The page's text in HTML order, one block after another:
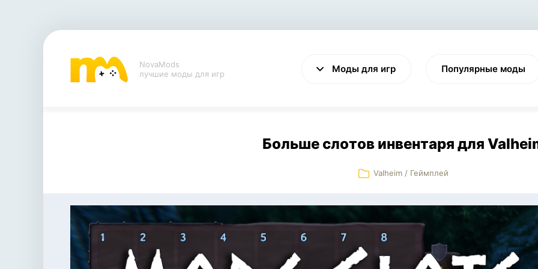
NovaMods
лучшие моды для игр
Моды для игр
VALHEIM
Популярные моды
Больше слотов инвентаря для
Valheim / Геймплей